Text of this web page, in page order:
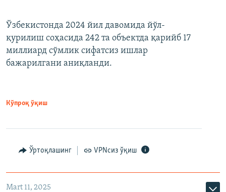
Ўзбекистонда 2024 йил давомида йўл-
қурилиш соҳасида 242 та объектда қарийб 17
миллиард сўмлик сифатсиз ишлар
бажарилгани аниқланди.
Кўпроқ ўқиш
Ўртоқлашинг VPNсиз ўқиш
Mart 11, 2025